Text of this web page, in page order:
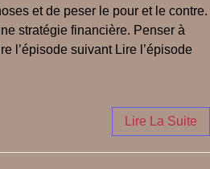
et de peser le pour et le contre.
stratégie financière. Penser à
l’épisode suivant Lire l’épisode
Lire La Suite